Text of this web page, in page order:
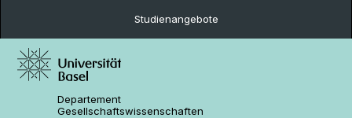
Studienangebote
Departement
Gesellschaftswissenschaften